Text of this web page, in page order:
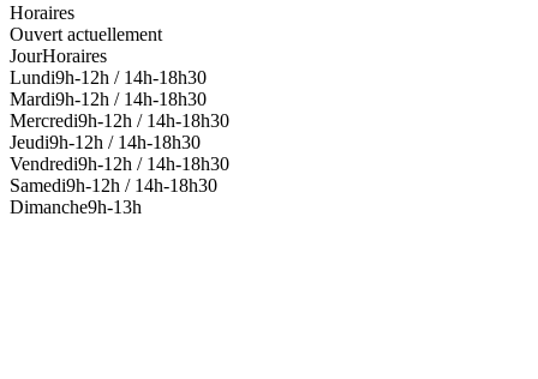
Horaires
Ouvert actuellement
JourHoraires
Lundi9h-12h / 14h-18h30
Mardi9h-12h / 14h-18h30
Mercredi9h-12h / 14h-18h30
Jeudi9h-12h / 14h-18h30
Vendredi9h-12h / 14h-18h30
Samedi9h-12h / 14h-18h30
Dimanche9h-13h